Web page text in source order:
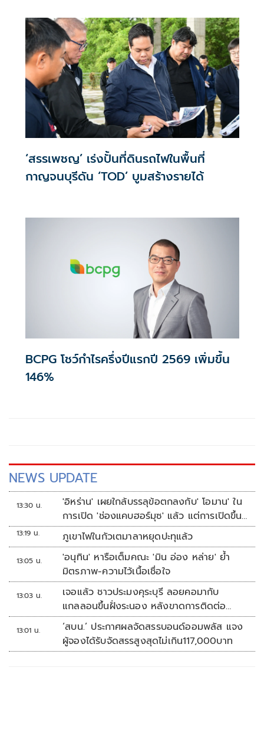
‘สรรเพชญ’ เร่งปั้นที่ดินรถไฟในพื้นที่
กาญจนบุรีดัน ‘TOD’ บูมสร้างรายได้
BCPG โชว์กำไรครึ่งปีแรกปี 2569 เพิ่มขึ้น
146%
NEWS UPDATE
13:30 น.
'อิหร่าน' เผยใกล้บรรลุข้อตกลงกับ' โอมาน' ใน
การเปิด 'ช่องแคบฮอร์มุซ' แล้ว แต่การเปิดขึ้น
อยู่กับสหรัฐฯ
13:19 น. ภูเขาไฟในกัวเตมาลาหยุดปะทุแล้ว
13:05 น.
'อนุทิน' หารือเต็มคณะ 'มิน อ่อง หล่าย' ย้ำ
มิตรภาพ-ความไว้เนื้อเชื่อใจ
13:03 น.
เจอแล้ว ชาวประมงคุระบุรี ลอยคอมากับ
แกลลอนขึ้นฝั่งระนอง หลังขาดการติดต่อ
หลายวัน
13:01 น.
‘สบน.’ ประกาศผลจัดสรรบอนด์ออมพลัส แจง
ผู้จองได้รับจัดสรรสูงสุดไม่เกิน117,000บาท